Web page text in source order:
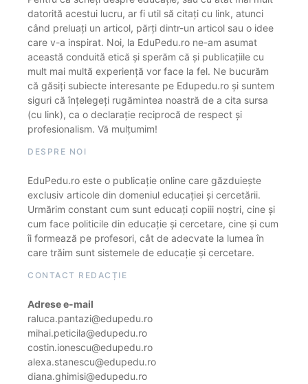
datorită acestui lucru, ar fi util să citați cu link, atunci
când preluați un articol, părți dintr-un articol sau o idee
care v-a inspirat. Noi, la EduPedu.ro ne-am asumat
această conduită etică și sperăm că și publicațiile cu
mult mai multă experiență vor face la fel. Ne bucurăm
că găsiți subiecte interesante pe Edupedu.ro și suntem
siguri că înțelegeți rugămintea noastră de a cita sursa
(cu link), ca o declarație reciprocă de respect și
profesionalism. Vă mulțumim!
DESPRE NOI
EduPedu.ro este o publicație online care găzduiește
exclusiv articole din domeniul educației și cercetării.
Urmărim constant cum sunt educați copiii noștri, cine și
cum face politicile din educație și cercetare, cine și cum
îi formează pe profesori, cât de adecvate la lumea în
care trăim sunt sistemele de educație și cercetare.
CONTACT REDACȚIE
Adrese e-mail
raluca.pantazi@edupedu.ro
mihai.peticila@edupedu.ro
costin.ionescu@edupedu.ro
alexa.stanescu@edupedu.ro
diana.ghimisi@edupedu.ro